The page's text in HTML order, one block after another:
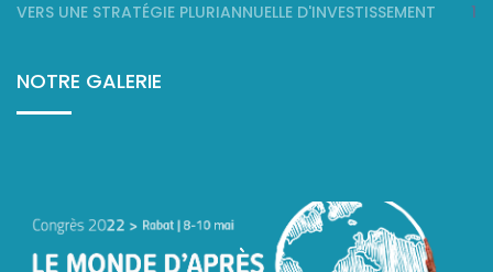
VERS UNE STRATÉGIE PLURIANNUELLE D'INVESTISSEMENT 1
NOTRE GALERIE